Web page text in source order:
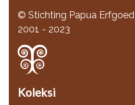
© Stichting Papua Erfgoed
2001 - 2023
Koleksi